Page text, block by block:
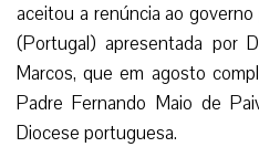
aceitou a renúncia ao
(Portugal) apresentada por
Marcos, que em agosto
Padre Fernando Maio de
Diocese portuguesa.